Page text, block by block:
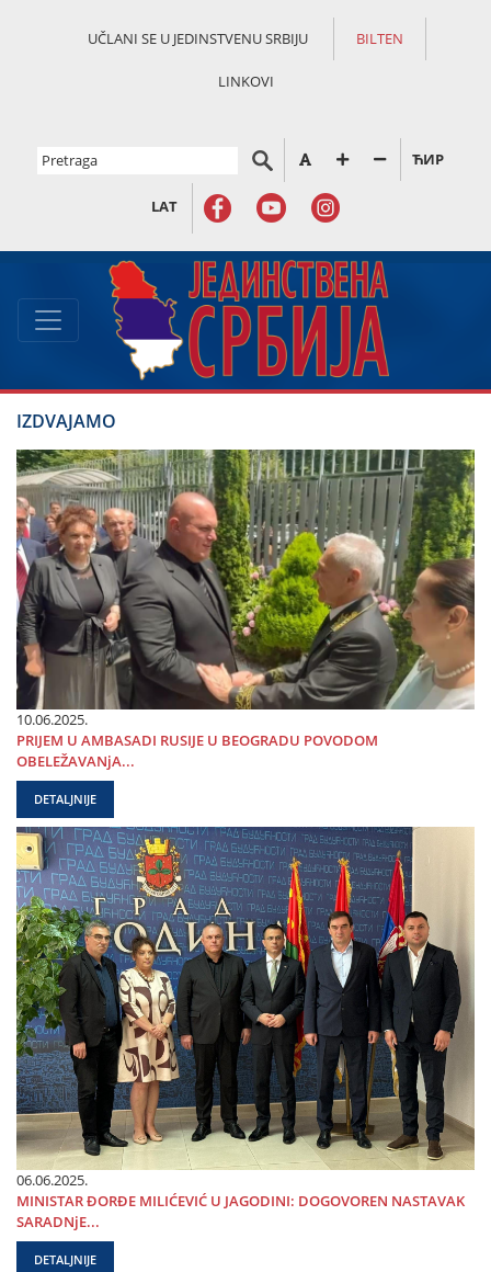
UČLANI SE U JEDINSTVENU SRBIJU BILTEN
LINKOVI
ЋИР
LAT
IZDVAJAMO
10.06.2025.
PRIЈEM U AMBASADI RUSIЈE U BEOGRADU POVODOM
OBELEŽAVANjA...
DETALJNIJE
06.06.2025.
MINISTAR ĐORĐE MILIĆEVIĆ U ЈAGODINI: DOGOVOREN NASTAVAK
SARADNjE...
DETALJNIJE